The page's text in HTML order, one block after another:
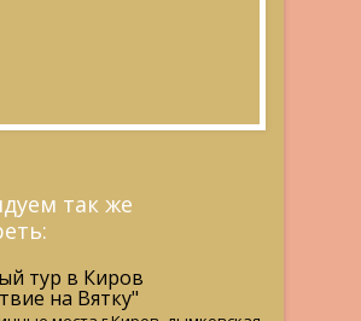
так же
тур в Киров
на Вятку"